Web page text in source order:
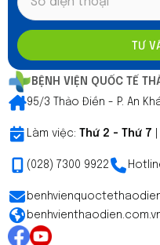
BỆNH VIỆN QUỐC TẾ
95/3 Thảo Điền - P. An
Làm việc: Thứ 2 - Thứ 7
(028) 7300 9922
TƯ